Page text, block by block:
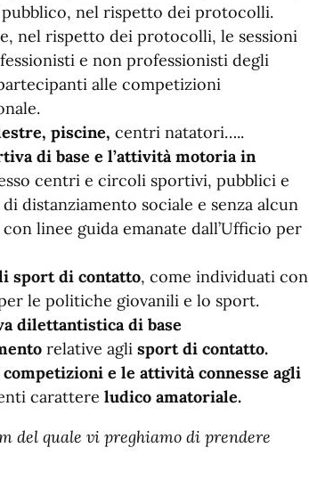
pubblico, nel rispetto dei protocolli.
nel rispetto dei protocolli, le sessioni
e non professionisti degli
alle competizioni
piscine, centri natatori…..
di base e l’attività motoria in
centri e circoli sportivi, pubblici e
distanziamento sociale e senza alcun
linee guida emanate dall’Ufficio per
sport di contatto, come individuati con
le politiche giovanili e lo sport.
dilettantistica di base
relative agli sport di contatto.
e le attività connesse agli
carattere ludico amatoriale.
del quale vi preghiamo di prendere